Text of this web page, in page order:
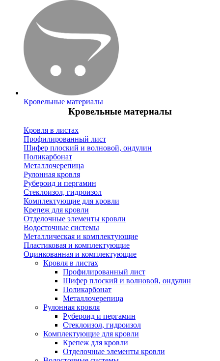
Кровельные материалы
Кровельные материалы
Кровля в листах
Профилированный лист
Шифер плоский и волновой, ондулин
Поликарбонат
Металлочерепица
Рулонная кровля
Рубероид и пергамин
Стеклоизол, гидроизол
Комплектующие для кровли
Крепеж для кровли
Отделочные элементы кровли
Водосточные системы
Металлическая и комплектующие
Пластиковая и комплектующие
Оцинкованная и комплектующие
Кровля в листах
Профилированный лист
Шифер плоский и волновой, ондулин
Поликарбонат
Металлочерепица
Рулонная кровля
Рубероид и пергамин
Стеклоизол, гидроизол
Комплектующие для кровли
Крепеж для кровли
Отделочные элементы кровли